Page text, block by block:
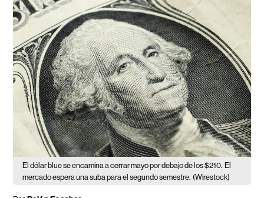
El dólar blue se encamina a cerrar mayo por debajo de los $210. El
mercado espera una suba para el segundo semestre. (Wirestock)